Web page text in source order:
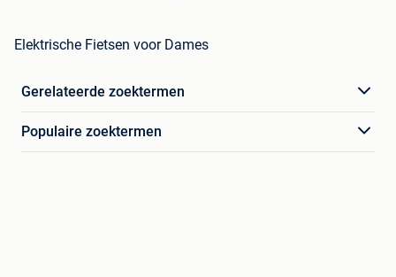
Elektrische Fietsen voor Dames
Gerelateerde zoektermen
Populaire zoektermen